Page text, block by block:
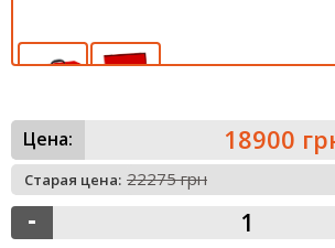
Цена: 18900
Старая цена: 22275 грн